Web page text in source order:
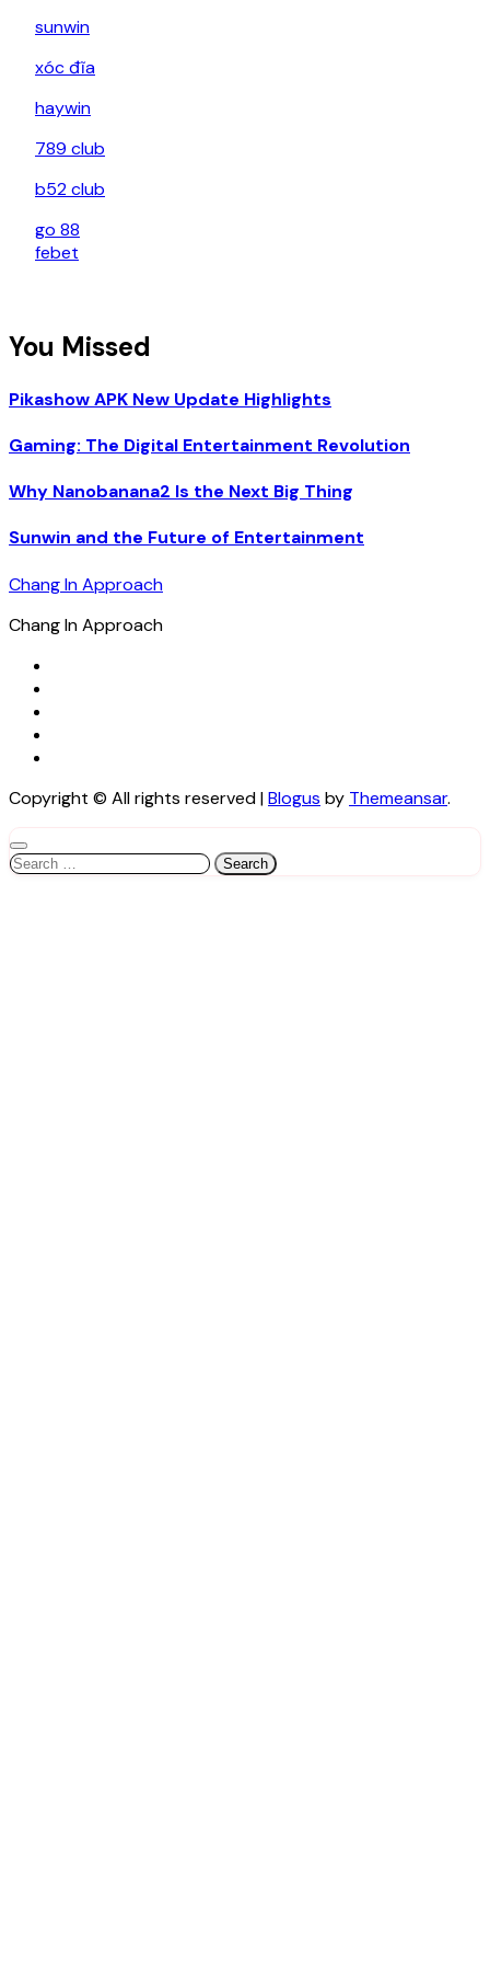
sunwin
xóc đĩa
haywin
789 club
b52 club
go 88
febet
You Missed
Pikashow APK New Update Highlights
Gaming: The Digital Entertainment Revolution
Why Nanobanana2 Is the Next Big Thing
Sunwin and the Future of Entertainment
Chang In Approach
Chang In Approach
Copyright © All rights reserved|Blogus by Themeansar.
Search